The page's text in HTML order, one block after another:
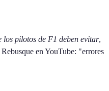
los pilotos de F1 deben evitar,
en YouTube: "errores